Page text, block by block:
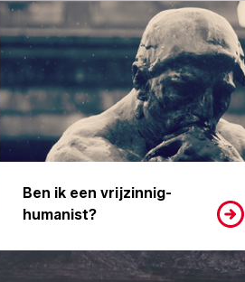
Ben ik een vrijzinnig-
humanist?